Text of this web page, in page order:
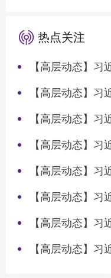
热点关注
【高层动态】习
【高层动态】习
【高层动态】习